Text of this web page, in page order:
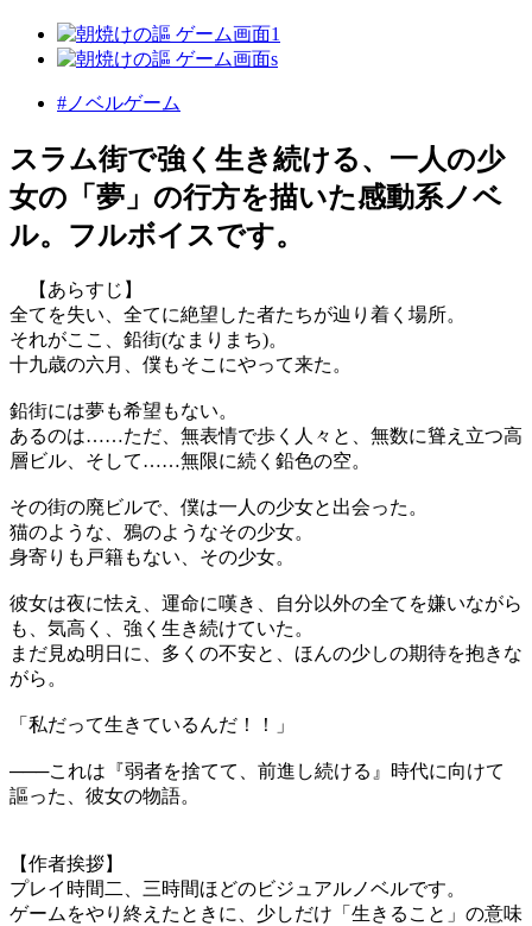
#ノベルゲーム
スラム街で強く生き続ける、一人の少
女の「夢」の行方を描いた感動系ノベ
ル。フルボイスです。
【あらすじ】
全てを失い、全てに絶望した者たちが辿り着く場所。
それがここ、鉛街(なまりまち)。
十九歳の六月、僕もそこにやって来た。
鉛街には夢も希望もない。
あるのは……ただ、無表情で歩く人々と、無数に聳え立つ高
層ビル、そして……無限に続く鉛色の空。
その街の廃ビルで、僕は一人の少女と出会った。
猫のような、鴉のようなその少女。
身寄りも戸籍もない、その少女。
彼女は夜に怯え、運命に嘆き、自分以外の全てを嫌いながら
も、気高く、強く生き続けていた。
まだ見ぬ明日に、多くの不安と、ほんの少しの期待を抱きな
がら。
「私だって生きているんだ！！」
───これは『弱者を捨てて、前進し続ける』時代に向けて
謳った、彼女の物語。
【作者挨拶】
プレイ時間二、三時間ほどのビジュアルノベルです。
ゲームをやり終えたときに、少しだけ「生きること」の意味